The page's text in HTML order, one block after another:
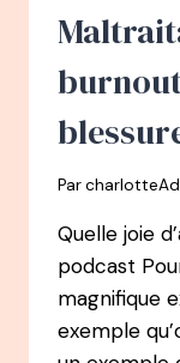
À
Par
Quelle joie
podcast
magnifique
exemple